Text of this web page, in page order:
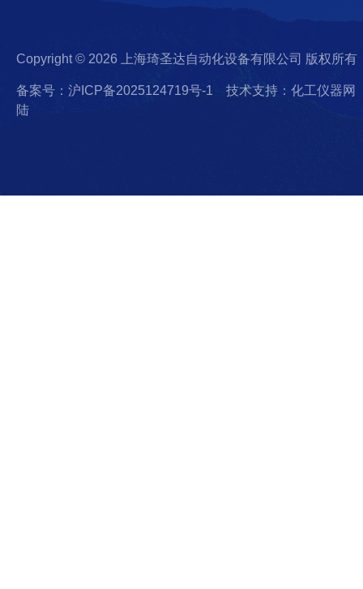
Copyright © 2026 上海琦圣达自动化设备有限公司 版权所有
备案号：沪ICP备2025124719号-1
技术支持：化工仪器网
陆